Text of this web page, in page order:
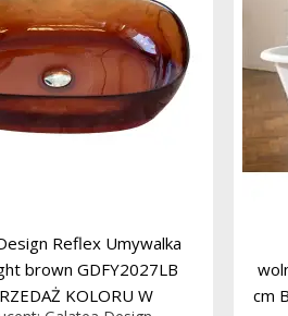
Reflex Umywalka
brown GDFY2027LB
KOLORU W
cm